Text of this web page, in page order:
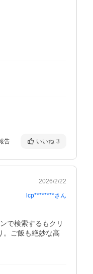
告 いいね 3
2026/2/22
lcp********さん
で検索するもクリ
。ご飯も絶妙な高